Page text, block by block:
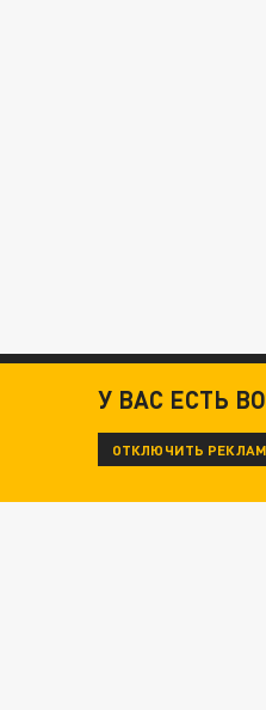
У ВАС ЕСТЬ
ОТКЛЮЧИТЬ